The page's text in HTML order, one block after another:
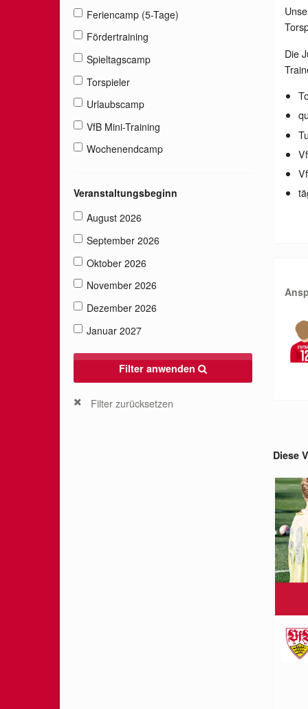
Feriencamp (5-Tage)
Fördertraining
Spieltagscamp
Torspieler
Urlaubscamp
VfB Mini-Training
Wochenendcamp
Veranstaltungsbeginn
August 2026
September 2026
Oktober 2026
November 2026
Dezember 2026
Januar 2027
Filter anwenden
Filter zurücksetzen
Die
Diese